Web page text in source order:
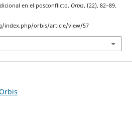
en el posconflicto. Orbis, (22), 82–89.
index.php/orbis/article/view/57